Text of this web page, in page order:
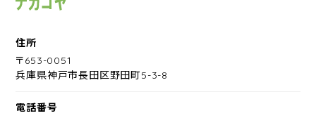
住所
〒653-0051
兵庫県神戸市長田区野田町5-3-8
電話番号